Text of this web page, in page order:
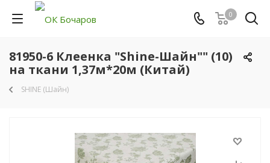
0
81950-6 Клеенка "Shine-Шайн"" (10)
на ткани 1,37м*20м (Китай)
SHINE (Шайн)